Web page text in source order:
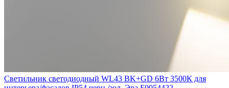
Светильник светодиодный WL43 BK+GD 6Вт 3500К для